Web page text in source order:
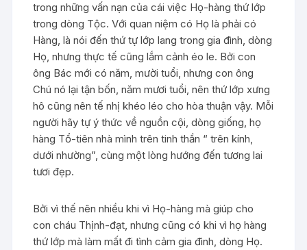
trong những vấn nạn của cái việc Họ-hàng thứ lớp
trong dòng Tộc. Với quan niệm có Họ là phải có
Hàng, là nói đến thứ tự lớp lang trong gia đình, dòng
Họ, nhưng thực tế cũng lắm cảnh éo le. Bởi con
ông Bác mới có năm, mười tuổi, nhưng con ông
Chú nó lại tận bốn, năm mươi tuổi, nên thứ lớp xưng
hô cũng nên tế nhị khéo léo cho hòa thuận vậy. Mỗi
người hãy tự ý thức về nguồn cội, dòng giống, họ
hàng Tổ-tiên nhà mình trên tinh thần “ trên kính,
dưới nhường”, cùng một lòng hướng đến tương lai
tươi đẹp.
Bởi vì thế nên nhiều khi vì Họ-hàng mà giúp cho
con cháu Thịnh-đạt, nhưng cũng có khi vì họ hàng
thứ lớp mà làm mất đi tình cảm gia đình, dòng Họ.